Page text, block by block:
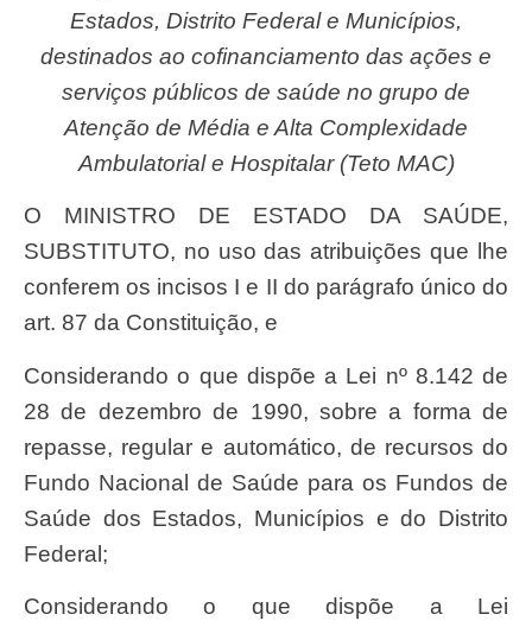
Estados, Distrito Federal e Municípios,
destinados ao cofinanciamento das ações e
serviços públicos de saúde no grupo de
Atenção de Média e Alta Complexidade
Ambulatorial e Hospitalar (Teto MAC)
O MINISTRO DE ESTADO DA SAÚDE,
SUBSTITUTO, no uso das atribuições que lhe
conferem os incisos I e II do parágrafo único do
art. 87 da Constituição, e
Considerando o que dispõe a Lei nº 8.142 de
28 de dezembro de 1990, sobre a forma de
repasse, regular e automático, de recursos do
Fundo Nacional de Saúde para os Fundos de
Saúde dos Estados, Municípios e do Distrito
Federal;
Considerando o que dispõe a Lei